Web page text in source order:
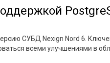
СУБД Nexign Nord 6.
всеми улучшениями в